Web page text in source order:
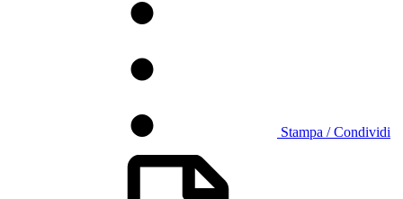
Stampa / Condividi